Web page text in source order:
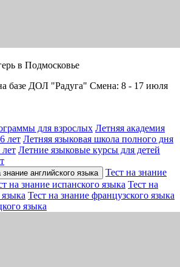
в Подмосковье
базе ДОЛ "Радуга" Смена: 8 - 17 июля
для взрослых Летняя академия
лет Летняя языковая школа полного дня
Летние языковые курсы для детей
знание английского языка
Тест на знание
на знание испанского языка Тест на
Тест на знание французского языка
языка